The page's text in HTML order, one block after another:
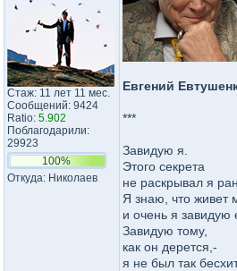
Стаж: 11 лет 11 мес.
Сообщений: 9424
Ratio: 5.902
Поблагодарили:
29923
100%
Откуда: Николаев
Евгений
***
Завидую я.
Этого секрета
не раскрывал я
Я знаю, что живет
и очень я завидую
Завидую тому,
как он дерется,-
я не был так